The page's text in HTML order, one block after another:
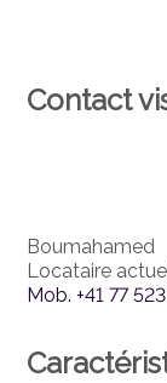
Contact
Boumahamed
Locataire
Mob.+41 77